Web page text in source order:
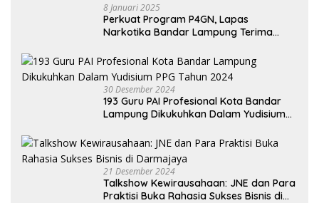
8 Januari 2025
Perkuat Program P4GN, Lapas
Narkotika Bandar Lampung Terima
Selatan
30 Desember 2024
193 Guru PAI Profesional Kota Bandar
Lampung Dikukuhkan Dalam Yudisium
21 Desember 2024
Talkshow Kewirausahaan: JNE dan Para
Praktisi Buka Rahasia Sukses Bisnis di